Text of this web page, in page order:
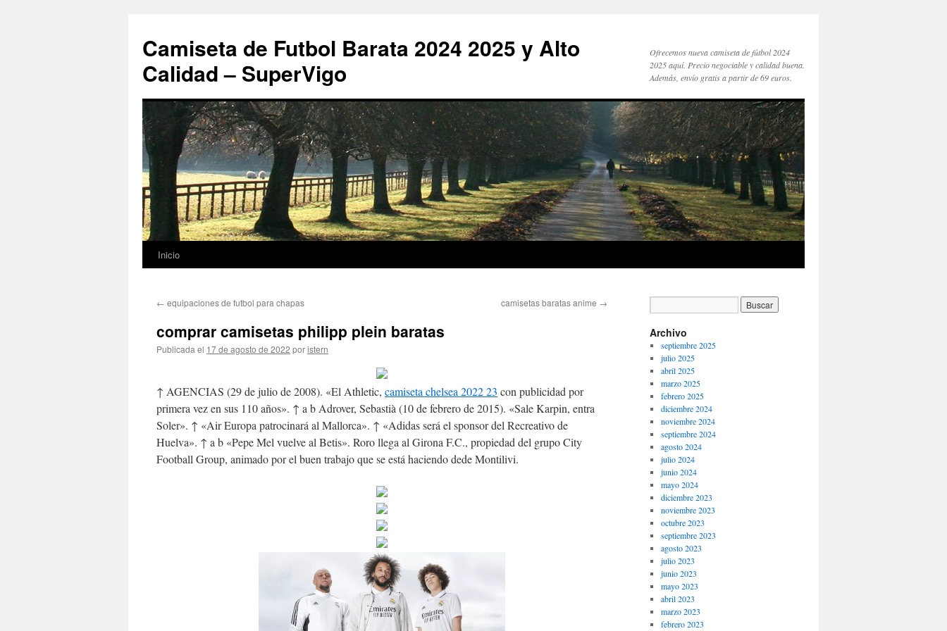
Camiseta de Futbol Barata 2024 2025 y Alto
Calidad – SuperVigo
Ofrecemos nueva camiseta de fútbol 2024
2025 aquí. Precio negociable y calidad buena.
Además, envío gratis a partir de 69 euros.
Saltar
contenido
Inicio
← equipaciones de futbol para chapas camisetas baratas anime →
comprar camisetas philipp plein baratas
Publicada el 17 de agosto de 2022 poristern
↑ AGENCIAS (29 de julio de 2008). «El Athletic, camiseta chelsea 2022 23 con publicidad por
primera vez en sus 110 años». ↑ a b Adrover, Sebastià (10 de febrero de 2015). «Sale Karpin, entra
Soler». ↑ «Air Europa patrocinará al Mallorca». ↑ «Adidas será el sponsor del Recreativo de
Huelva». ↑ a b «Pepe Mel vuelve al Betis». Roro llega al Girona F.C., propiedad del grupo City
Football Group, animado por el buen trabajo que se está haciendo dede Montilivi.
Archivo
septiembre 2025
julio 2025
abril 2025
marzo 2025
febrero 2025
diciembre 2024
noviembre 2024
septiembre 2024
agosto 2024
julio 2024
junio 2024
mayo 2024
diciembre 2023
noviembre 2023
octubre 2023
septiembre 2023
agosto 2023
julio 2023
junio 2023
mayo 2023
abril 2023
marzo 2023
febrero 2023